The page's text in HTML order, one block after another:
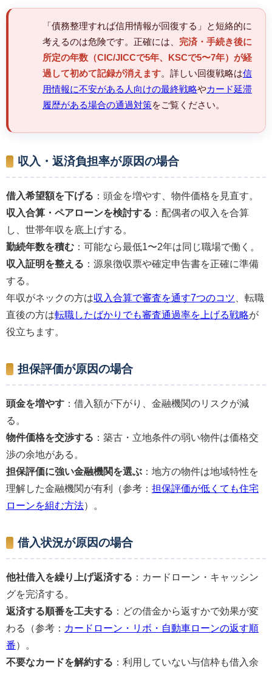
「債務整理すれば信用情報が回復する」と短絡的に
考えるのは危険です。正確には、 完済・手続き後に
所定の年数（CIC/JICCで5年、KSCで5〜7年）が経
過して初めて記録が消えます。詳しい回復戦略は信
用情報に不安がある人向けの最終戦略やカード延滞
履歴がある場合の通過対策をご覧ください。
収入・返済負担率が原因の場合
借入希望額を下げる ：頭金を増やす、物件価格を見直す。
収入合算・ペアローンを検討する ：配偶者の収入を合算
し、世帯年収を底上げする。
勤続年数を積む ：可能なら最低1〜2年は同じ職場で働く。
収入証明を整える ：源泉徴収票や確定申告書を正確に準備
する。
年収がネックの方は収入合算で審査を通す7つのコツ 、転職
直後の方は転職したばかりでも審査通過率を上げる戦略が
役立ちます。
担保評価が原因の場合
頭金を増やす ：借入額が下がり、金融機関のリスクが減
る。
物件価格を交渉する ：築古・立地条件の弱い物件は価格交
渉の余地がある。
担保評価に強い金融機関を選ぶ ：地方の物件は地域特性を
理解した金融機関が有利（参考： 担保評価が低くても住宅
ローンを組む方法）。
借入状況が原因の場合
他社借入を繰り上げ返済する ：カードローン・キャッシン
グを完済する。
返済する順番を工夫する ：どの借金から返すかで効果が変
わる（参考： カードローン・リボ・自動車ローンの返す順
番）。
不要なカードを解約する ：利用していない与信枠も借入余